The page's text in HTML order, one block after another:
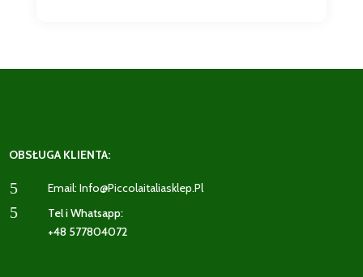
OBSŁUGA KLIENTA:
5 Email: Info@piccolaitaliasklep.pl
5
Tel i Whatsapp:
+48 577804072